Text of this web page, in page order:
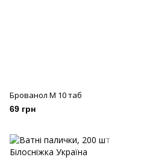
Брованол М 10 таб
69 грн